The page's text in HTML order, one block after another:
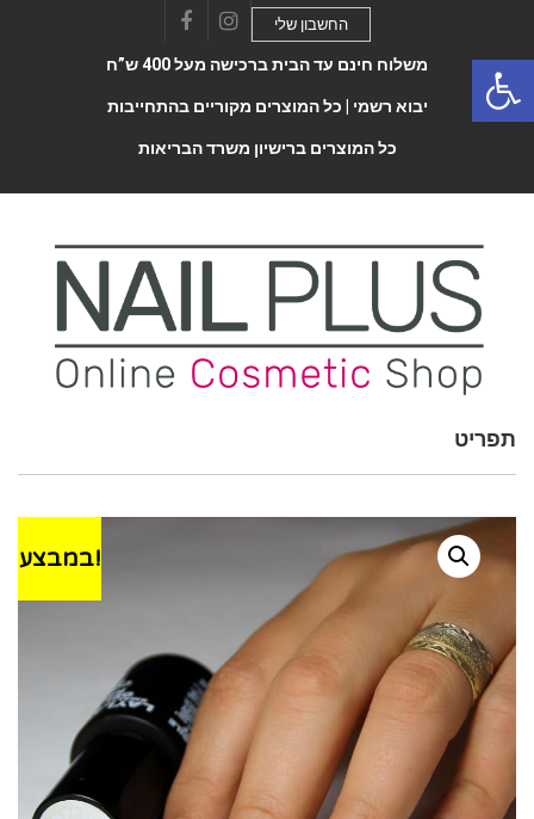
FacebookInstagram
החשבון שלי
משלוח חינם עד הבית ברכישה מעל 400 ש”ח
יבוא רשמי | כל המוצרים מקוריים בהתחייבות
כל המוצרים ברישיון משרד הבריאות
Toggle
תפריט
במבצע!